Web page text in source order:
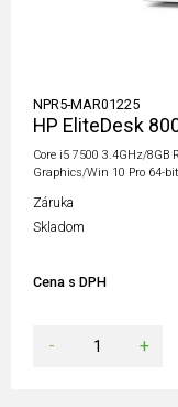
NPR5-MAR01225
HP EliteDesk
Core i5 7500 3.4GHz/8GB
Graphics/Win 10 Pro 64-bit
Záruka
Skladom
Cena s DPH
- +